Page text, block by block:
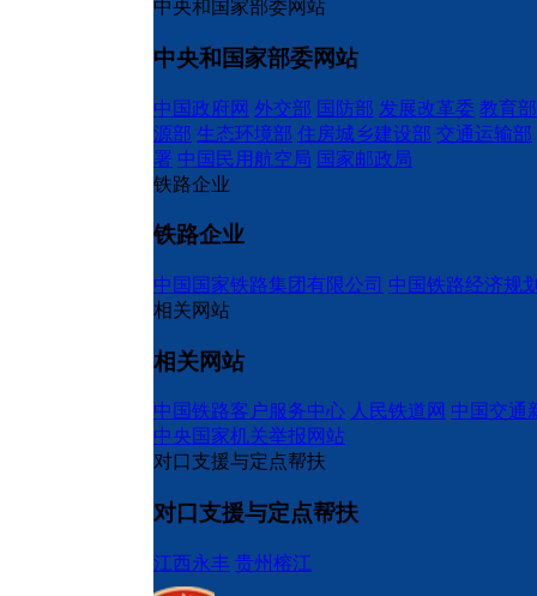
中央和国家部委网站
中央和国家部委网站
中国政府网 外交部 国防部 发展改革委 教育部
源部 生态环境部 住房城乡建设部 交通运输部
署 中国民用航空局 国家邮政局
铁路企业
铁路企业
中国国家铁路集团有限公司 中国铁路经济规
相关网站
相关网站
中国铁路客户服务中心 人民铁道网 中国交通
中央国家机关举报网站
对口支援与定点帮扶
对口支援与定点帮扶
江西永丰 贵州榕江